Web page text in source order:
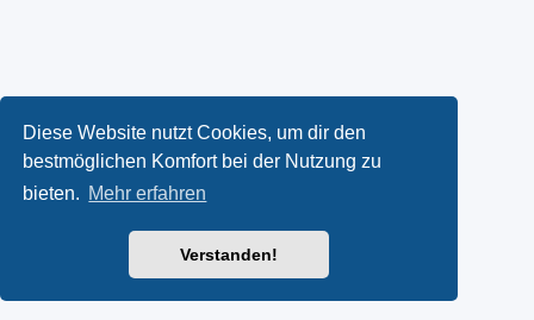
Diese Website nutzt Cookies, um dir den
bestmöglichen Komfort bei der Nutzung zu
bieten. Mehr erfahren
Verstanden!